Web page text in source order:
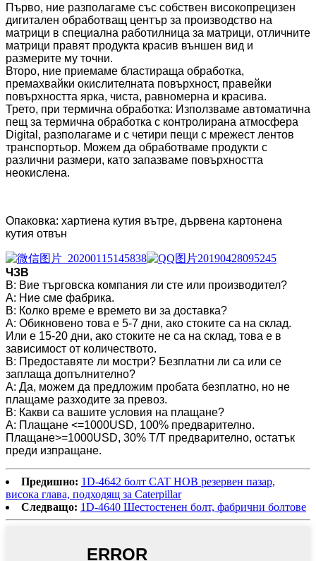
Първо, ние разполагаме със собствен високопрецизен
дигитален обработващ център за производство на
матрици в специална работилница за матрици, отличните
матрици правят продукта красив външен вид и
размерите му точни.
Второ, ние приемаме бластираща обработка,
премахвайки окислителната повърхност, правейки
повърхността ярка, чиста, равномерна и красива.
Трето, при термична обработка: Използваме автоматична
пещ за термична обработка с контролирана атмосфера
Digital, разполагаме и с четири пещи с мрежест лентов
транспортьор. Можем да обработваме продукти с
различни размери, като запазваме повърхността
неокислена.
Опаковка: хартиена кутия вътре, дървена картонена
кутия отвън
ЧЗВ
В: Вие търговска компания ли сте или производител?
A: Ние сме фабрика.
В: Колко време е времето ви за доставка?
A: Обикновено това е 5-7 дни, ако стоките са на склад.
Или е 15-20 дни, ако стоките не са на склад, това е в
зависимост от количеството.
В: Предоставяте ли мостри? Безплатни ли са или се
заплаща допълнително?
A: Да, можем да предложим пробата безплатно, но не
плащаме разходите за превоз.
В: Какви са вашите условия на плащане?
A: Плащане <=1000USD, 100% предварително.
Плащане>=1000USD, 30% T/T предварително, остатък
преди изпращане.
Предишно: 1D-4642 болт CAT НОВ резервен пазар,
висока глава, подходящ за Caterpillar
Следващо: 1D-4640 Шестостенен болт, фабрични болтове